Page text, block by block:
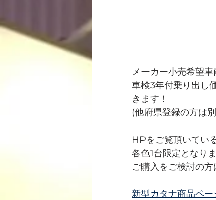
メーカー小売希望
車検3年付乗り出し
きます！
(他府県登録の方は
HPをご覧頂いてい
各色1台限定となり
ご購入をご検討の
新型カタナ商品ペ